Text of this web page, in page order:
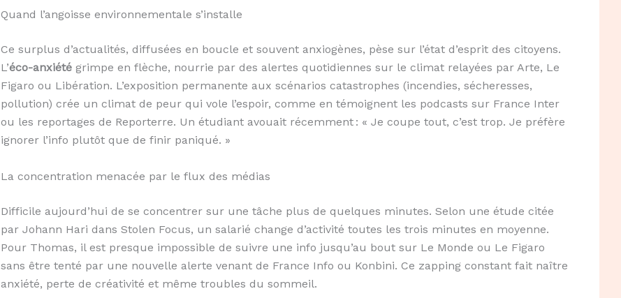
Quand l’angoisse environnementale s’installe
Ce surplus d’actualités, diffusées en boucle et souvent anxiogènes, pèse sur l’état d’esprit des citoyens.
L’éco-anxiétégrimpe en flèche, nourrie par des alertes quotidiennes sur le climat relayées par Arte, Le
Figaro ou Libération. L’exposition permanente aux scénarios catastrophes (incendies, sécheresses,
pollution) crée un climat de peur qui vole l’espoir, comme en témoignent les podcasts sur France Inter
ou les reportages de Reporterre. Un étudiant avouait récemment : « Je coupe tout, c’est trop. Je préfère
ignorer l’info plutôt que de finir paniqué. »
La concentration menacée par le flux des médias
Difficile aujourd’hui de se concentrer sur une tâche plus de quelques minutes. Selon une étude citée
par Johann Hari dans Stolen Focus, un salarié change d’activité toutes les trois minutes en moyenne.
Pour Thomas, il est presque impossible de suivre une info jusqu’au bout sur Le Monde ou Le Figaro
sans être tenté par une nouvelle alerte venant de France Info ou Konbini. Ce zapping constant fait naître
anxiété, perte de créativité et même troubles du sommeil.